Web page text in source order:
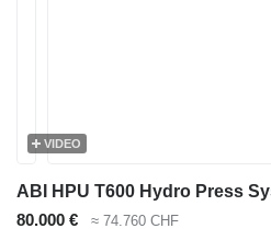
VIDEO
ABI HPU T600 Hydro Press
80.000 €
≈ 74.760 CHF